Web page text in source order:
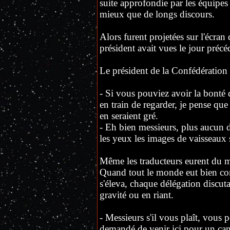
suite approfondie par les
mieux que de longs discours.
Alors furent projetées sur l'écran
président avait vues le jour
Le président de la
- Si vous pouviez avoir la bonté
en train de regarder, je pense
en seraient gré.
- Eh bien messieurs, plus aucun
les yeux les images de vaisseaux
Même les traducteurs eurent du
Quand tout le monde eut bien
s'éleva, chaque délégation
gravité ou en riant.
- Messieurs s'il vous plaît, vous